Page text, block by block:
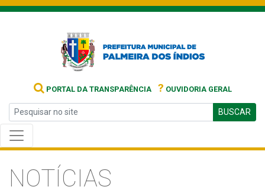
PORTAL DA TRANSPARÊNCIA ? OUVIDORIA GERAL
BUSCAR
NOTÍCIAS